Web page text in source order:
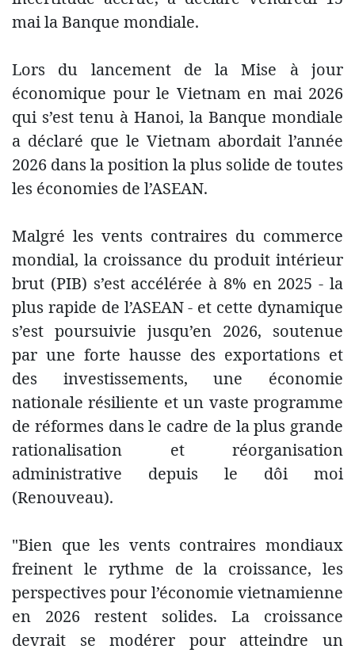
mai la Banque mondiale.
Lors du lancement de la Mise à jour
économique pour le Vietnam en mai 2026
qui s’est tenu à Hanoi, la Banque mondiale
a déclaré que le Vietnam abordait l’année
2026 dans la position la plus solide de toutes
les économies de l’ASEAN.
Malgré les vents contraires du commerce
mondial, la croissance du produit intérieur
brut (PIB) s’est accélérée à 8% en 2025 - la
plus rapide de l’ASEAN - et cette dynamique
s’est poursuivie jusqu’en 2026, soutenue
par une forte hausse des exportations et
des investissements, une économie
nationale résiliente et un vaste programme
de réformes dans le cadre de la plus grande
rationalisation et réorganisation
administrative depuis le dôi moi
(Renouveau).
"Bien que les vents contraires mondiaux
freinent le rythme de la croissance, les
perspectives pour l’économie vietnamienne
en 2026 restent solides. La croissance
devrait se modérer pour atteindre un